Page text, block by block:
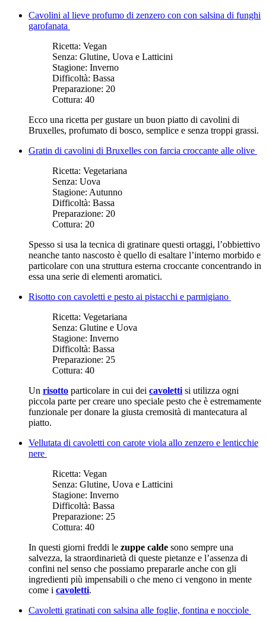
Cavolini al lieve profumo di zenzero con con salsina di funghi
garofanata
Ricetta: Vegan
Senza: Glutine, Uova e Latticini
Stagione: Inverno
Difficoltà: Bassa
Preparazione: 20
Cottura: 40
Ecco una ricetta per gustare un buon piatto di cavolini di
Bruxelles, profumato di bosco, semplice e senza troppi grassi.
Gratin di cavolini di Bruxelles con farcia croccante alle olive
Ricetta: Vegetariana
Senza: Uova
Stagione: Autunno
Difficoltà: Bassa
Preparazione: 20
Cottura: 20
Spesso si usa la tecnica di gratinare questi ortaggi, l’obbiettivo
neanche tanto nascosto è quello di esaltare l’interno morbido e
particolare con una struttura esterna croccante concentrando in
essa una serie di elementi aromatici.
Risotto con cavoletti e pesto ai pistacchi e parmigiano
Ricetta: Vegetariana
Senza: Glutine e Uova
Stagione: Inverno
Difficoltà: Bassa
Preparazione: 25
Cottura: 40
Un risotto particolare in cui dei cavoletti si utilizza ogni
piccola parte per creare uno speciale pesto che è estremamente
funzionale per donare la giusta cremosità di mantecatura al
piatto.
Vellutata di cavoletti con carote viola allo zenzero e lenticchie
nere
Ricetta: Vegan
Senza: Glutine, Uova e Latticini
Stagione: Inverno
Difficoltà: Bassa
Preparazione: 25
Cottura: 40
In questi giorni freddi le zuppe calde sono sempre una
salvezza, la straordinarietà di queste pietanze e l’assenza di
confini nel senso che possiamo prepararle anche con gli
ingredienti più impensabili o che meno ci vengono in mente
come i cavoletti.
Cavoletti gratinati con salsina alle foglie, fontina e nocciole